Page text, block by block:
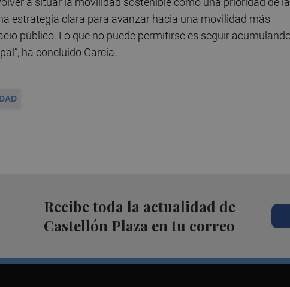
estrategia clara para avanzar hacia una movilidad más
público. Lo que no puede permitirse es seguir
ha concluido Garcia.
Recibe toda la actualidad de
Castellón Plaza en tu correo